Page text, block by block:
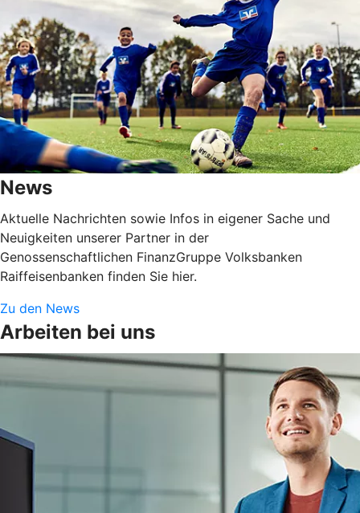
News
Aktuelle Nachrichten sowie Infos in eigener Sache und
Neuigkeiten unserer Partner in der
Genossenschaftlichen FinanzGruppe Volksbanken
Raiffeisenbanken finden Sie hier.
Zu den News
Arbeiten bei uns